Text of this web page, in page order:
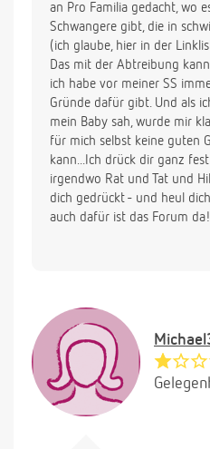
an Pro Familia gedacht, wo
Schwangere gibt, die in
(ich glaube, hier in der
Das mit der Abtreibung
ich habe vor meiner SS
Gründe dafür gibt. Und als
mein Baby sah, wurde mir
für mich selbst keine guten
kann...Ich drück dir ganz
irgendwo Rat und Tat und
dich gedrückt - und heul
auch dafür ist das Forum